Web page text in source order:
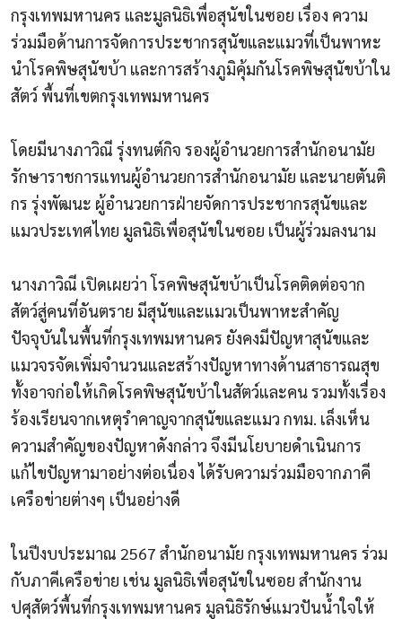
กรุงเทพมหานคร และมูลนิธิเพื่อสุนัขในซอย เรื่อง ความ
ร่วมมือด้านการจัดการประชากรสุนัขและแมวที่เป็นพาหะ
นำโรคพิษสุนัขบ้า และการสร้างภูมิคุ้มกันโรคพิษสุนัขบ้าใน
สัตว์ พื้นที่เขตกรุงเทพมหานคร
โดยมีนางภาวิณี รุ่งทนต์กิจ รองผู้อำนวยการสำนักอนามัย
รักษาราชการแทนผู้อำนวยการสำนักอนามัย และนายตันติ
กร รุ่งพัฒนะ ผู้อำนวยการฝ่ายจัดการประชากรสุนัขและ
แมวประเทศไทย มูลนิธิเพื่อสุนัขในซอย เป็นผู้ร่วมลงนาม
นางภาวิณี เปิดเผยว่า โรคพิษสุนัขบ้าเป็นโรคติดต่อจาก
สัตว์สู่คนที่อันตราย มีสุนัขและแมวเป็นพาหะสำคัญ
ปัจจุบันในพื้นที่กรุงเทพมหานคร ยังคงมีปัญหาสุนัขและ
แมวจรจัดเพิ่มจำนวนและสร้างปัญหาทางด้านสาธารณสุข
ทั้งอาจก่อให้เกิดโรคพิษสุนัขบ้าในสัตว์และคน รวมทั้งเรื่อง
ร้องเรียนจากเหตุรำคาญจากสุนัขและแมว กทม. เล็งเห็น
ความสำคัญของปัญหาดังกล่าว จึงมีนโยบายดำเนินการ
แก้ไขปัญหามาอย่างต่อเนื่อง ได้รับความร่วมมือจากภาคี
เครือข่ายต่างๆ เป็นอย่างดี
ในปีงบประมาณ 2567 สำนักอนามัย กรุงเทพมหานคร ร่วม
กับภาคีเครือข่าย เช่น มูลนิธิเพื่อสุนัขในซอย สำนักงาน
ปศุสัตว์พื้นที่กรุงเทพมหานคร มูลนิธิรักษ์แมวปันน้ำใจให้